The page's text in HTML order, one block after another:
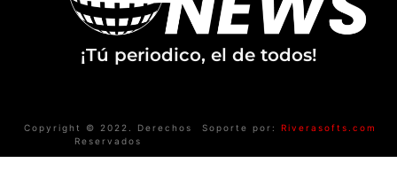
¡Tú periodico, el de todos!
Copyright © 2022. Derechos
Reservados
Soporte por: Riverasofts.com